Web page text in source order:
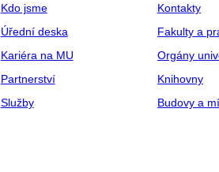
Kdo jsme
Úřední deska
Kariéra na MU
Partnerství
Služby
Kontakty
Fakulty a
Orgány
Knihovny
Budovy a